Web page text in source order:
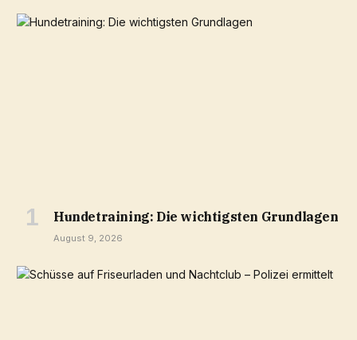
Hundetraining: Die wichtigsten Grundlagen
August 9, 2026